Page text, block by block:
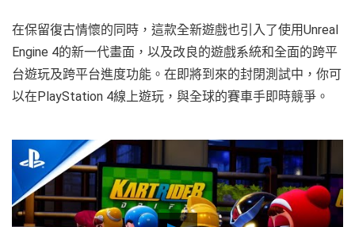
在保留復古情懷的同時，這款全新遊戲也引入了使用Unreal
Engine 4的新一代畫面，以及改良的遊戲系統和全面的跨平
台遊玩及跨平台進度功能。在即將到來的封閉測試中，你可
以在PlayStation 4線上遊玩，與全球的賽車手即時競爭。